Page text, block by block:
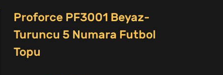
Proforce PF3001 Beyaz-
Turuncu 5 Numara Futbol
Topu